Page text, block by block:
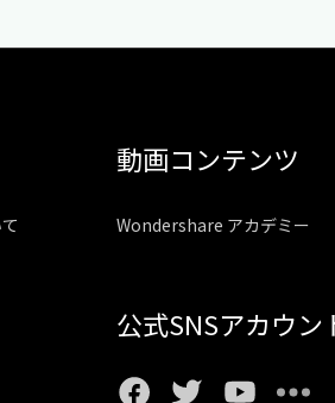
動画コンテンツ
Wondershare アカデミー
公式SNSアカウン